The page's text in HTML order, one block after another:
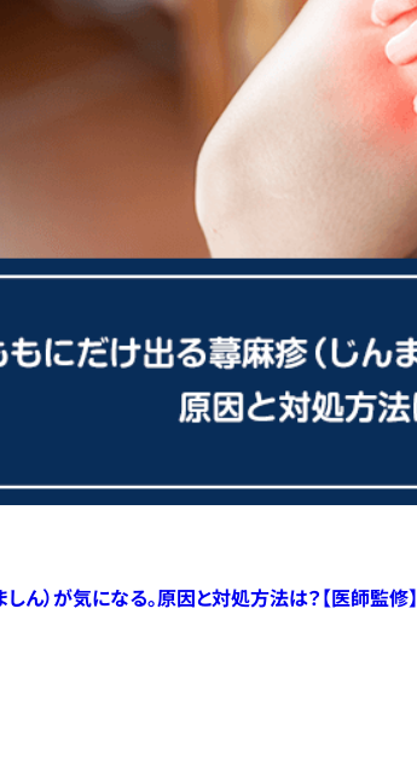
ん）が気になる。原因と対処方法は？【医師監修】